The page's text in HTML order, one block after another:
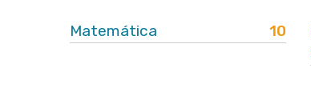
Matemática 10